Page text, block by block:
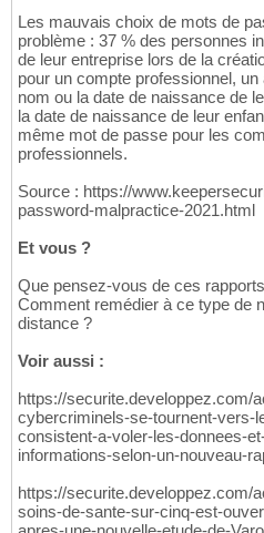
Les mauvais choix de mots de
problème : 37 % des personnes
de leur entreprise lors de la
pour un compte professionnel,
nom ou la date de naissance de
la date de naissance de leur
même mot de passe pour les
professionnels.
Source : https://
password-malpractice-2021.html
Et vous ?
Que pensez-vous de ces
Comment remédier à ce type de
distance ?
Voir aussi :
https://securite.developpez.com/
cybercriminels-se-tournent-vers-
consistent-a-voler-les-donnees-
informations-selon-un-nouveau-
https://securite.developpez.com/
soins-de-sante-sur-cinq-est-